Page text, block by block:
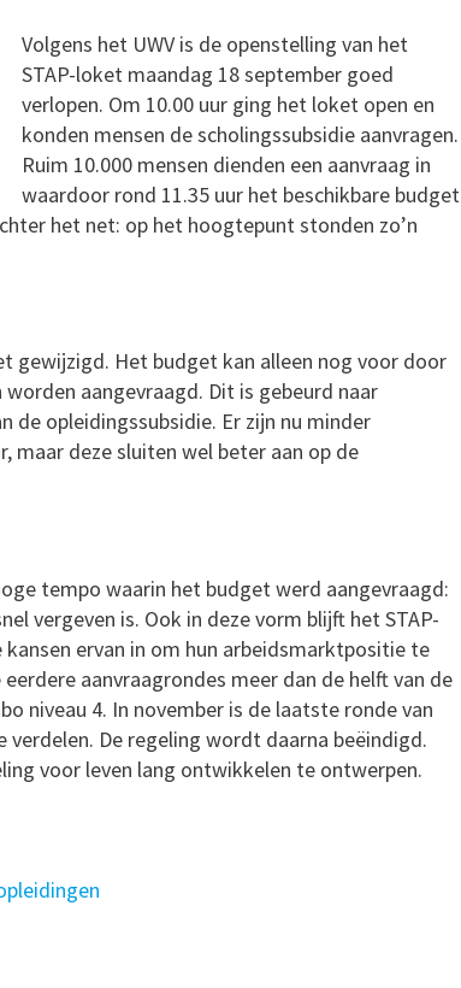
Volgens het UWV is de openstelling van het
STAP-loket maandag 18 september goed
verlopen. Om 10.00 uur ging het loket open en
konden mensen de scholingssubsidie aanvragen.
Ruim 10.000 mensen dienden een aanvraag in
waardoor rond 11.35 uur het beschikbare budget
het net: op het hoogtepunt stonden zo’n
gewijzigd. Het budget kan alleen nog voor door
aangevraagd. Dit is gebeurd naar
de opleidingssubsidie. Er zijn nu minder
maar deze sluiten wel beter aan op de
tempo waarin het budget werd aangevraagd:
vergeven is. Ook in deze vorm blijft het STAP-
ervan in om hun arbeidsmarktpositie te
aanvraagrondes meer dan de helft van de
niveau 4. In november is de laatste ronde van
De regeling wordt daarna beëindigd.
voor leven lang ontwikkelen te ontwerpen.